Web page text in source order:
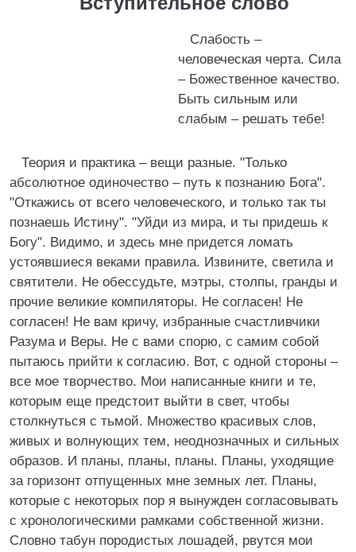
Слабость –
человеческая черта. Сила
– Божественное качество.
Быть сильным или
слабым – решать тебе!
Теория и практика – вещи разные. "Только
абсолютное одиночество – путь к познанию Бога".
"Откажись от всего человеческого, и только так ты
познаешь Истину". "Уйди из мира, и ты придешь к
Богу". Видимо, и здесь мне придется ломать
устоявшиеся веками правила. Извините, светила и
святители. Не обессудьте, мэтры, столпы, гранды и
прочие великие компиляторы. Не согласен! Не
согласен! Не вам кричу, избранные счастливчики
Разума и Веры. Не с вами спорю, с самим собой
пытаюсь прийти к согласию. Вот, с одной стороны –
все мое творчество. Мои написанные книги и те,
которым еще предстоит выйти в свет, чтобы
столкнуться с тьмой. Множество красивых слов,
живых и волнующих тем, неоднозначных и сильных
образов. И планы, планы, планы. Планы, уходящие
за горизонт отпущенных мне земных лет. Планы,
которые с некоторых пор я вынужден согласовывать
с хронологическими рамками собственной жизни.
Словно табун породистых лошадей, рвутся мои